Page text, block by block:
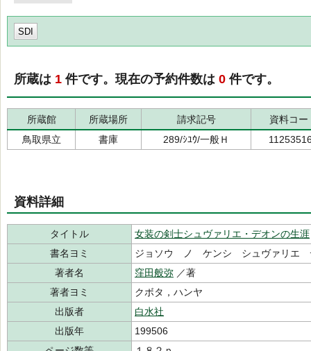
SDI
所蔵は 1 件です。現在の予約件数は 0 件です。
所蔵館 所蔵場所 請求記号
資料コー
鳥取県立
書庫 289/ｼﾕｳ/一般Ｈ
資料詳細
タイトル
女装の剣士シュヴァリエ・デオンの生涯
書名ヨミ
ジョソウ ノ ケンシ シュヴァリエ
著者名
窪田般弥 ／著
著者ヨミ
クボタ，ハンヤ
出版者
白水社
出版年
199506